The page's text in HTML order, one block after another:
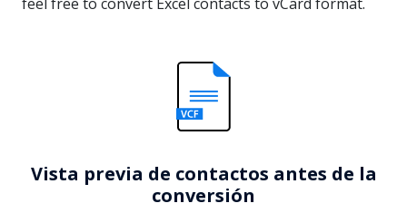
Vista previa de contactos antes de la
conversión